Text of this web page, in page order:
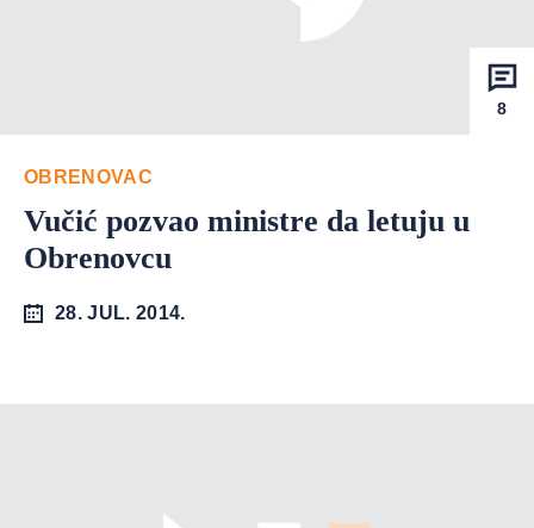
8
OBRENOVAC
Vučić pozvao ministre da letuju u
Obrenovcu
28. JUL. 2014.